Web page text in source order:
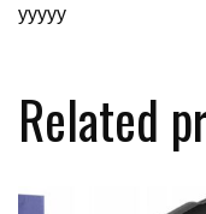
yyyyy
Related